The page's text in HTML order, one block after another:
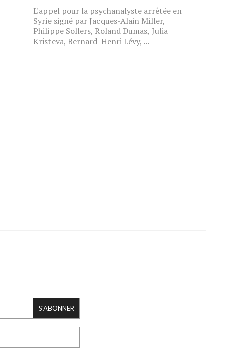
L'appel pour la psychanalyste arrêtée en
Syrie signé par Jacques-Alain Miller,
Philippe Sollers, Roland Dumas, Julia
Kristeva, Bernard-Henri Lévy, ...
S'ABONNER